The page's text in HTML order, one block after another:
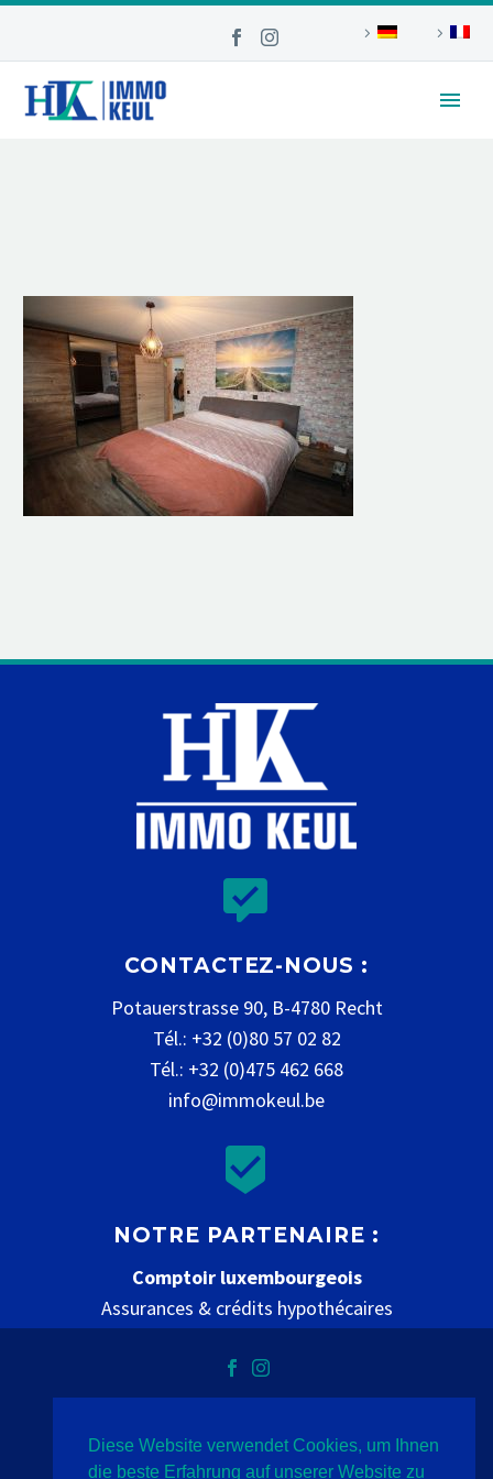


CONTACTEZ-NOUS :
Potauerstrasse 90, B-4780 Recht
Tél.: +32 (0)80 57 02 82
Tél.: +32 (0)475 462 668
info@immokeul.be


NOTRE PARTENAIRE :
Comptoir luxembourgeois
Assurances & crédits hypothécaires
Vie privée mentions légales contact
Diese Website verwendet Cookies, um Ihnen
die beste Erfahrung auf unserer Website zu